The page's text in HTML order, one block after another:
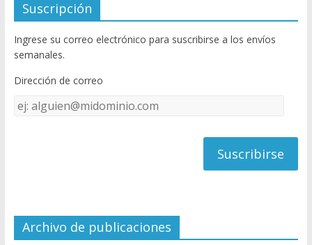
b
o
o
k
er T
u
e
C
el
Suscripción
Ingrese su correo electrónico para suscribirse a los envíos
semanales.
Dirección de correo
Dirección
de
Archivo de publicaciones